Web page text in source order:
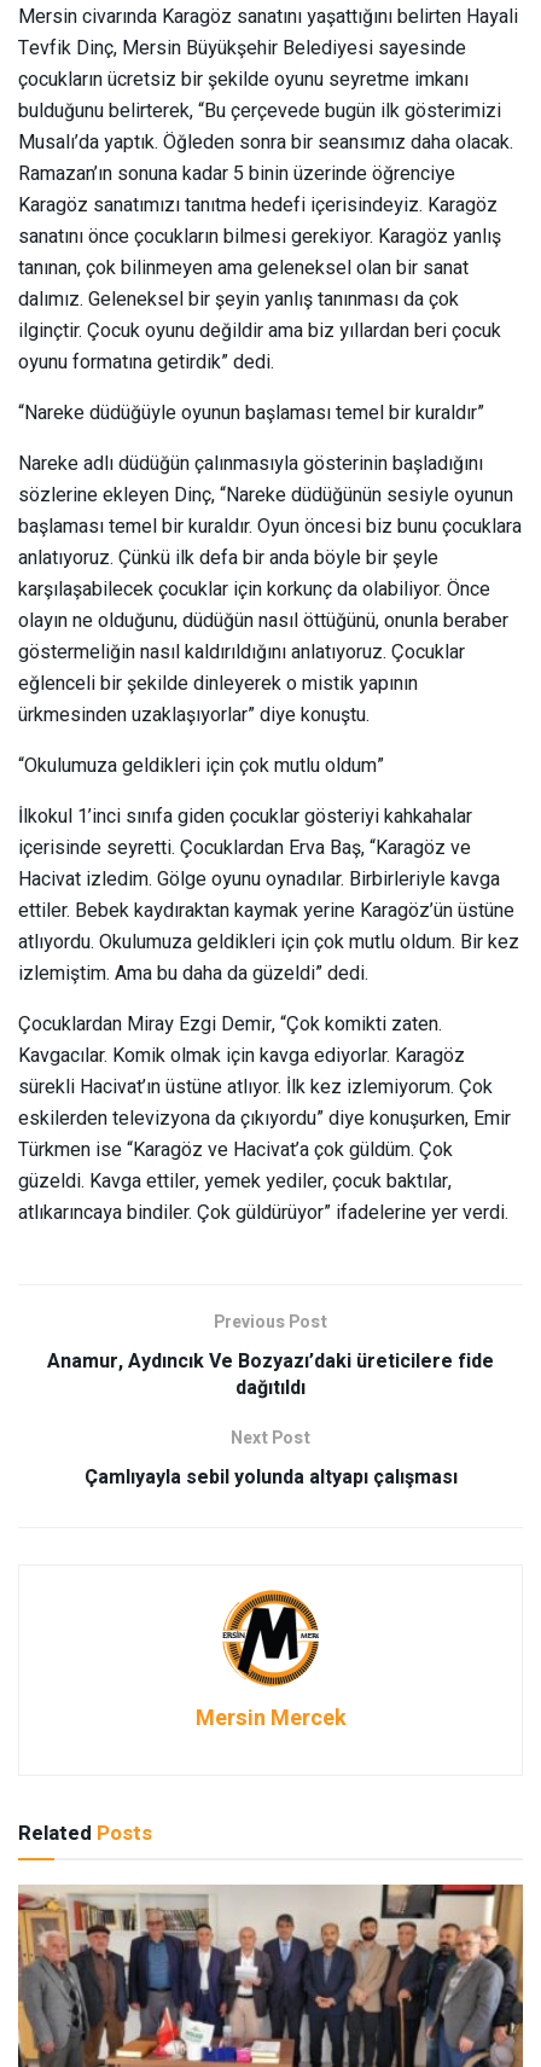
Mersin civarında Karagöz sanatını yaşattığını belirten Hayali
Tevfik Dinç, Mersin Büyükşehir Belediyesi sayesinde
çocukların ücretsiz bir şekilde oyunu seyretme imkanı
bulduğunu belirterek, “Bu çerçevede bugün ilk gösterimizi
Musalı’da yaptık. Öğleden sonra bir seansımız daha olacak.
Ramazan’ın sonuna kadar 5 binin üzerinde öğrenciye
Karagöz sanatımızı tanıtma hedefi içerisindeyiz. Karagöz
sanatını önce çocukların bilmesi gerekiyor. Karagöz yanlış
tanınan, çok bilinmeyen ama geleneksel olan bir sanat
dalımız. Geleneksel bir şeyin yanlış tanınması da çok
ilginçtir. Çocuk oyunu değildir ama biz yıllardan beri çocuk
oyunu formatına getirdik” dedi.
“Nareke düdüğüyle oyunun başlaması temel bir kuraldır”
Nareke adlı düdüğün çalınmasıyla gösterinin başladığını
sözlerine ekleyen Dinç, “Nareke düdüğünün sesiyle oyunun
başlaması temel bir kuraldır. Oyun öncesi biz bunu çocuklara
anlatıyoruz. Çünkü ilk defa bir anda böyle bir şeyle
karşılaşabilecek çocuklar için korkunç da olabiliyor. Önce
olayın ne olduğunu, düdüğün nasıl öttüğünü, onunla beraber
göstermeliğin nasıl kaldırıldığını anlatıyoruz. Çocuklar
eğlenceli bir şekilde dinleyerek o mistik yapının
ürkmesinden uzaklaşıyorlar” diye konuştu.
“Okulumuza geldikleri için çok mutlu oldum”
İlkokul 1’inci sınıfa giden çocuklar gösteriyi kahkahalar
içerisinde seyretti. Çocuklardan Erva Baş, “Karagöz ve
Hacivat izledim. Gölge oyunu oynadılar. Birbirleriyle kavga
ettiler. Bebek kaydıraktan kaymak yerine Karagöz’ün üstüne
atlıyordu. Okulumuza geldikleri için çok mutlu oldum. Bir kez
izlemiştim. Ama bu daha da güzeldi” dedi.
Çocuklardan Miray Ezgi Demir, “Çok komikti zaten.
Kavgacılar. Komik olmak için kavga ediyorlar. Karagöz
sürekli Hacivat’ın üstüne atlıyor. İlk kez izlemiyorum. Çok
eskilerden televizyona da çıkıyordu” diye konuşurken, Emir
Türkmen ise “Karagöz ve Hacivat’a çok güldüm. Çok
güzeldi. Kavga ettiler, yemek yediler, çocuk baktılar,
atlıkarıncaya bindiler. Çok güldürüyor” ifadelerine yer verdi.
Previous Post
Anamur, Aydıncık Ve Bozyazı’daki üreticilere fide
dağıtıldı
Next Post
Çamlıyayla sebil yolunda altyapı çalışması
Mersin Mercek
Related Posts